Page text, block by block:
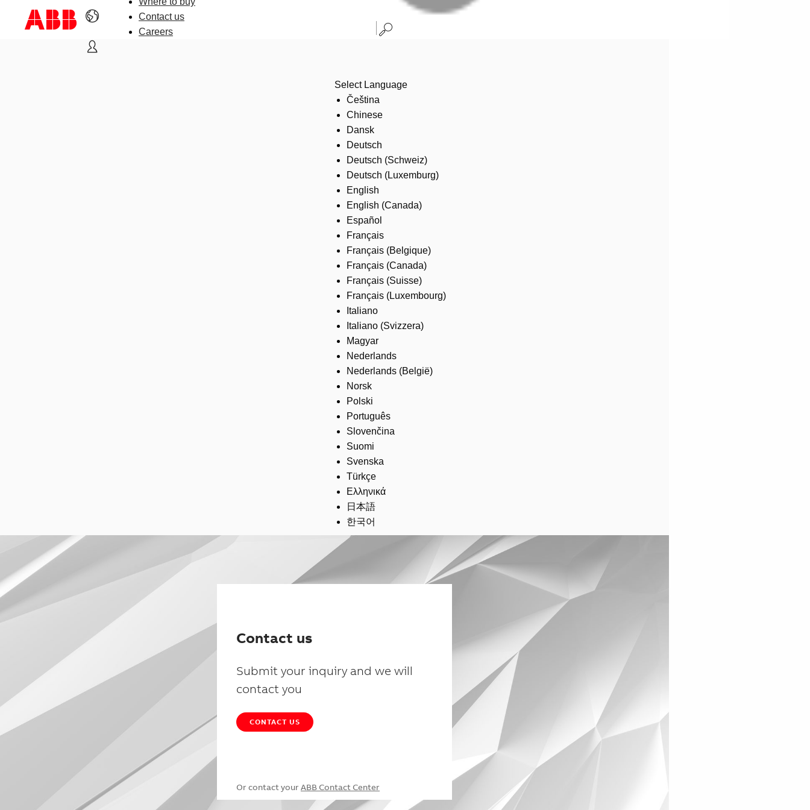
Contact us
Careers
Select Language
Čeština
Chinese
Dansk
Deutsch
Deutsch (Schweiz)
Deutsch (Luxemburg)
English
English (Canada)
Español
Français
Français (Belgique)
Français (Canada)
Français (Suisse)
Français (Luxembourg)
Italiano
Italiano (Svizzera)
Magyar
Nederlands
Nederlands (België)
Norsk
Polski
Português
Slovenčina
Suomi
Svenska
Türkçe
Ελληνικά
日本語
한국어
Contact us
Submit your inquiry and we will
contact you
CONTACT US
Or contact your ABB Contact Center